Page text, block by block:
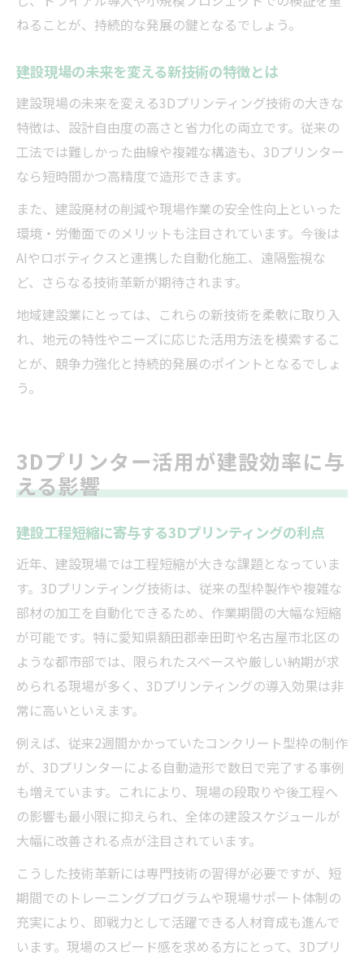
ねることが、持続的な発展の鍵となるでしょう。
建設現場の未来を変える新技術の特徴とは
建設現場の未来を変える3Dプリンティング技術の大きな
特徴は、設計自由度の高さと省力化の両立です。従来の
工法では難しかった曲線や複雑な構造も、3Dプリンター
なら短時間かつ高精度で造形できます。
また、建設廃材の削減や現場作業の安全性向上といった
環境・労働面でのメリットも注目されています。今後は
AIやロボティクスと連携した自動化施工、遠隔監視な
ど、さらなる技術革新が期待されます。
地域建設業にとっては、これらの新技術を柔軟に取り入
れ、地元の特性やニーズに応じた活用方法を模索するこ
とが、競争力強化と持続的発展のポイントとなるでしょ
う。
3Dプリンター活用が建設効率に与
える影響
建設工程短縮に寄与する3Dプリンティングの利点
近年、建設現場では工程短縮が大きな課題となっていま
す。3Dプリンティング技術は、従来の型枠製作や複雑な
部材の加工を自動化できるため、作業期間の大幅な短縮
が可能です。特に愛知県額田郡幸田町や名古屋市北区の
ような都市部では、限られたスペースや厳しい納期が求
められる現場が多く、3Dプリンティングの導入効果は非
常に高いといえます。
例えば、従来2週間かかっていたコンクリート型枠の制作
が、3Dプリンターによる自動造形で数日で完了する事例
も増えています。これにより、現場の段取りや後工程へ
の影響も最小限に抑えられ、全体の建設スケジュールが
大幅に改善される点が注目されています。
こうした技術革新には専門技術の習得が必要ですが、短
期間でのトレーニングプログラムや現場サポート体制の
充実により、即戦力として活躍できる人材育成も進んで
います。現場のスピード感を求める方にとって、3Dプリ